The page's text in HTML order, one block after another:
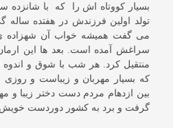
بسیار کووتاه اش را که با شانزده
تولد اولین فرزندش در هفتده ساله
می گفت همیشه خواب آن شهزاده
سراغش آمده است. بعد ها این
منتقیل کرد. هر شب با شوق و
که بسیار مهربان و زیباست و روزی
بین ازدهام مردم دست دختر زیبا و
گرفت و برد به کشور دوردست